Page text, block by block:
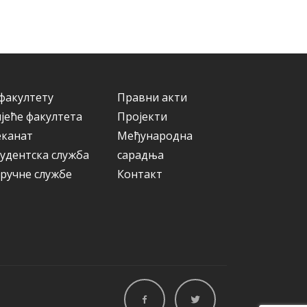
факултета
служба
службе
Правни акти
Пројекти
Међународна
сарадња
Контакт